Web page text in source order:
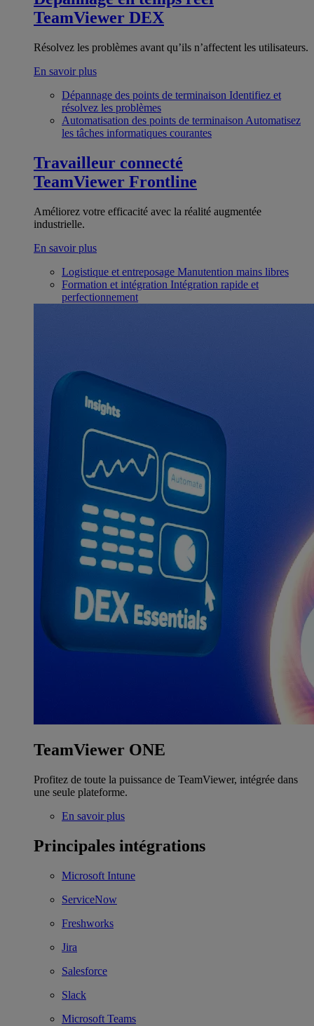
TeamViewer DEX
Résolvez les problèmes avant qu’ils n’affectent les utilisateurs.
En savoir plus
Dépannage des points de terminaison Identifiez et
résolvez les problèmes
Automatisation des points de terminaison Automatisez
les tâches informatiques courantes
Travailleur connecté
TeamViewer Frontline
Améliorez votre efficacité avec la réalité augmentée
industrielle.
En savoir plus
Logistique et entreposage Manutention mains libres
Formation et intégration Intégration rapide et
perfectionnement
TeamViewer ONE
Profitez de toute la puissance de TeamViewer, intégrée dans
une seule plateforme.
En savoir plus
Principales intégrations
Microsoft Intune
ServiceNow
Freshworks
Jira
Salesforce
Slack
Microsoft Teams